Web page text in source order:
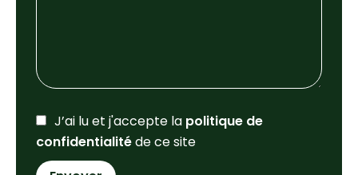
J’ai lu et j'accepte la politique de
confidentialitéde ce site